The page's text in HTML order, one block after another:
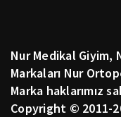
Nur Medikal Giyim,
Markaları Nur
Marka haklarımız
Copyright © 2011-